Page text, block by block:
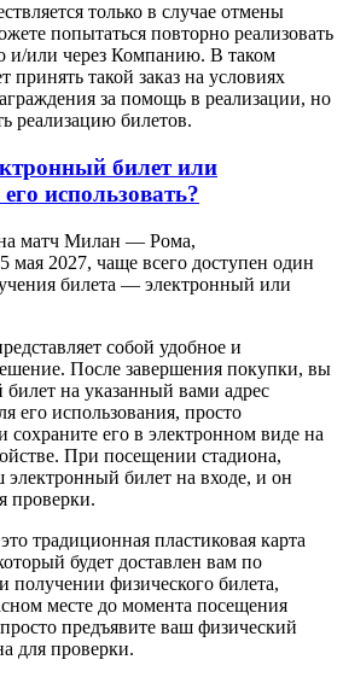
только в случае отмены
попытаться повторно реализовать
и/или через Компанию. В таком
такой заказ на условиях
за помощь в реализации, но
реализацию билетов.
билет или
использовать?
матч Милан — Рома,
мая 2027, чаще всего доступен один
билета — электронный или
собой удобное и
После завершения покупки, вы
на указанный вами адрес
его использования, просто
сохраните его в электронном виде на
При посещении стадиона,
электронный билет на входе, и он
проверки.
традиционная пластиковая карта
будет доставлен вам по
получении физического билета,
месте до момента посещения
предъявите ваш физический
для проверки.